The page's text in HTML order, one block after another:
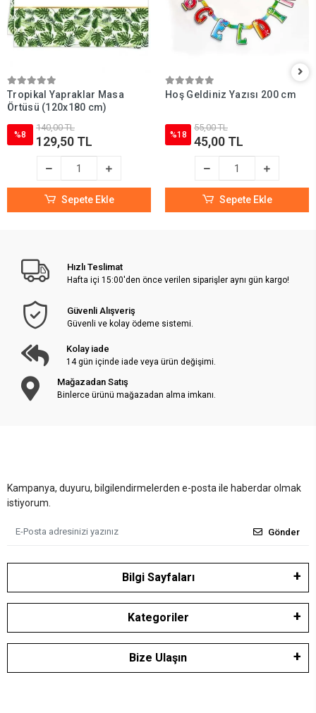
Tropikal Yapraklar Masa
Örtüsü (120x180 cm)
%8
140,00 TL
129,50 TL
Sepete Ekle
Hoş Geldiniz Yazısı 200 cm
%18
55,00 TL
45,00 TL
Sepete Ekle
Hızlı Teslimat
Hafta içi 15:00'den önce verilen siparişler aynı gün kargo!
Güvenli Alışveriş
Güvenli ve kolay ödeme sistemi.
Kolay iade
14 gün içinde iade veya ürün değişimi.
Mağazadan Satış
Binlerce ürünü mağazadan alma imkanı.
Kampanya, duyuru, bilgilendirmelerden e-posta ile haberdar olmak
istiyorum.
Gönder
Bilgi Sayfaları
Kategoriler
Bize Ulaşın